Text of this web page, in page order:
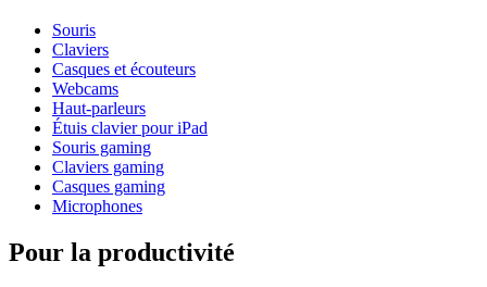
Souris
Claviers
Casques et écouteurs
Webcams
Haut-parleurs
Étuis clavier pour iPad
Souris gaming
Claviers gaming
Casques gaming
Microphones
Pour la productivité